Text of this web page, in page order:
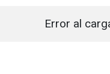
Error al